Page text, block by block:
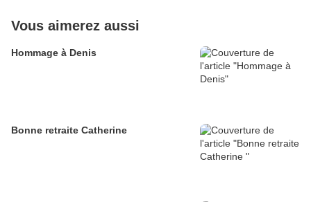
Vous aimerez aussi
Hommage à Denis
Bonne retraite Catherine